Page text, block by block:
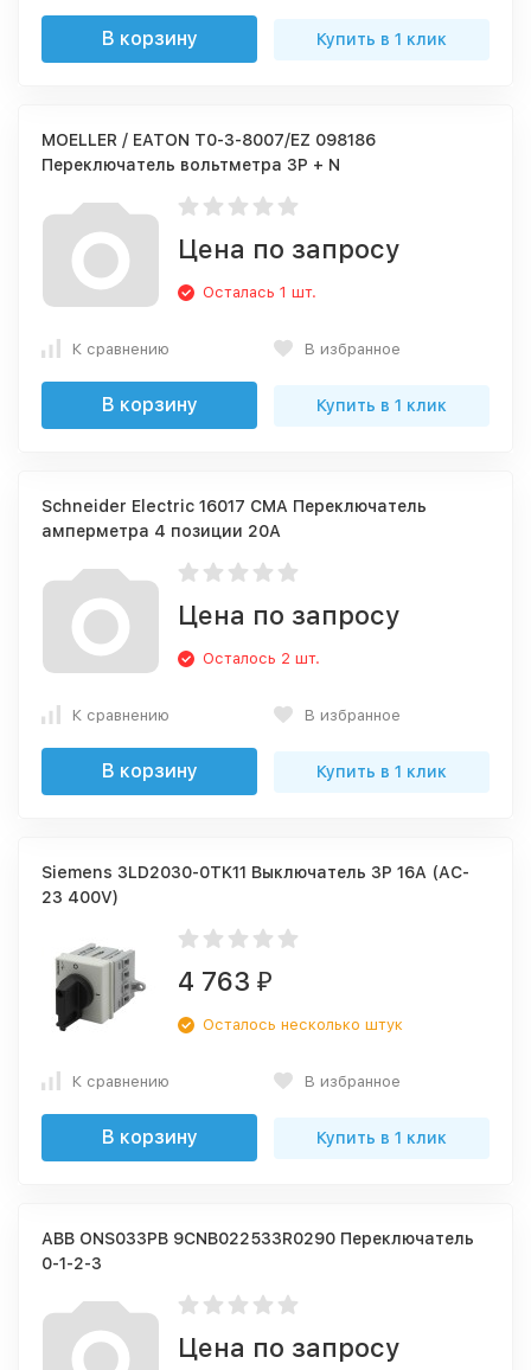
В корзину Купить в 1 клик
MOELLER / EATON T0-3-8007/EZ 098186
Переключатель вольтметра 3P + N
Цена по запросу
Осталась 1 шт.
К сравнению В избранное
В корзину Купить в 1 клик
Schneider Electric 16017 CMA Переключатель
амперметра 4 позиции 20А
Цена по запросу
Осталось 2 шт.
К сравнению В избранное
В корзину Купить в 1 клик
Siemens 3LD2030-0TK11 Выключатель 3P 16A (AC-
23 400V)
4 763 ₽
Осталось несколько штук
К сравнению В избранное
В корзину Купить в 1 клик
ABB ONS033PB 9CNB022533R0290 Переключатель
0-1-2-3
Цена по запросу